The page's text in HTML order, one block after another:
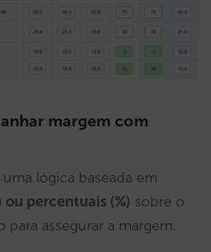
margem com
lógica baseada em
percentuais (%) sobre o
assegurar a margem.